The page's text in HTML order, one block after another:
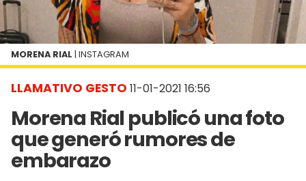
LLAMATIVO GESTO 11-01-2021 16:56
Morena Rial publicó una foto
que generó rumores de
embarazo
MORENA RIAL | INSTAGRAM